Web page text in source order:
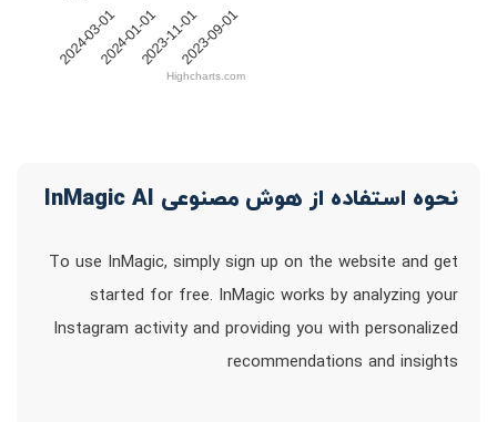
2024-03-012024-01-012023-11-012023-09-01
Highcharts.com
نحوه استفاده از هوش مصنوعی InMagic AI
To use InMagic, simply sign up on the website and get
started for free. InMagic works by analyzing your
Instagram activity and providing you with personalized
recommendations and insights